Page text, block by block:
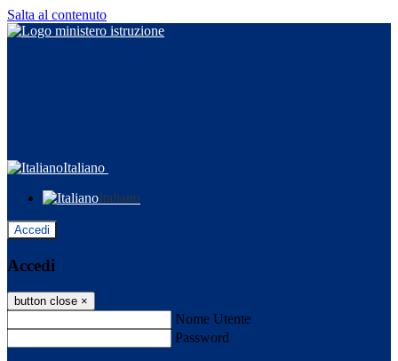
Salta al contenuto
Italiano
Italiano
Accedi
Accedi
button close ×
Nome Utente
Password